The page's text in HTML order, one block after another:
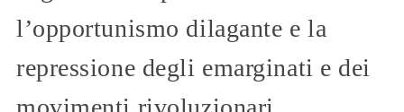
l’opportunismo dilagante e la
repressione degli emarginati e dei